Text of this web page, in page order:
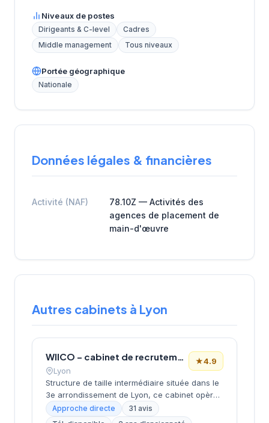
Niveaux de postes
Dirigeants & C-level
Cadres
Middle management
Tous niveaux
Portée géographique
Nationale
Données légales & financières
Activité (NAF)
78.10Z — Activités des
agences de placement de
main-d'œuvre
Autres cabinets à Lyon
WIICO – cabinet de recrutement
Lyon
★4.9
Structure de taille intermédiaire située dans le
3e arrondissement de Lyon, ce cabinet opère
depuis le quartier d'affaires de la Part-Dieu.
Dirigée par MOMTAZ-AZAD, l'entreprise
Approche directe
31 avis